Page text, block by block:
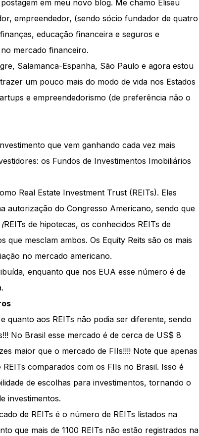
em meu novo blog. Me chamo Eliseu
empreendedor, (sendo sócio fundador de quatro
educação financeira e seguros e
mercado financeiro.
Salamanca-Espanha, São Paulo e agora estou
um pouco mais do modo de vida nos Estados
e empreendedorismo (de preferência não o
que vem ganhando cada vez mais
os Fundos de Investimentos Imobiliários
Real Estate Investment Trust (REITs). Eles
autorização do Congresso Americano, sendo que
REITs de hipotecas, os conhecidos REITs de
que mesclam ambos. Os Equity Reits são os mais
no mercado americano.
enquanto que nos EUA esse número é de
quanto aos REITs não podia ser diferente, sendo
No Brasil esse mercado é de cerca de US$ 8
maior que o mercado de FIIs!!!! Note que apenas
comparados com os FIIs no Brasil. Isso é
de escolhas para investimentos, tornando o
investimentos.
de REITs é o número de REITs listados na
que mais de 1100 REITs não estão registrados na